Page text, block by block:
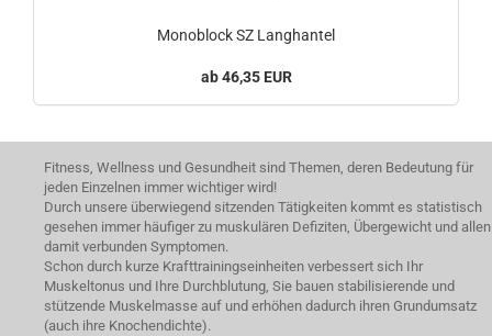
Monoblock SZ Langhantel
46,35 EUR
Fitness, Wellness und Gesundheit sind Themen, deren Bedeutung für
jeden Einzelnen immer wichtiger wird!
Durch unsere überwiegend sitzenden Tätigkeiten kommt es statistisch
gesehen immer häufiger zu muskulären Defiziten, Übergewicht und allen
damit verbunden Symptomen.
Schon durch kurze Krafttrainingseinheiten verbessert sich Ihr
Muskeltonus und Ihre Durchblutung, Sie bauen stabilisierende und
stützende Muskelmasse auf und erhöhen dadurch ihren Grundumsatz
(auch ihre Knochendichte).